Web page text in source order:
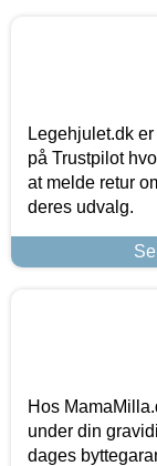
Legehjulet.dk
på Trustpilot
at melde retur
deres udvalg.
Hos
under din
dages